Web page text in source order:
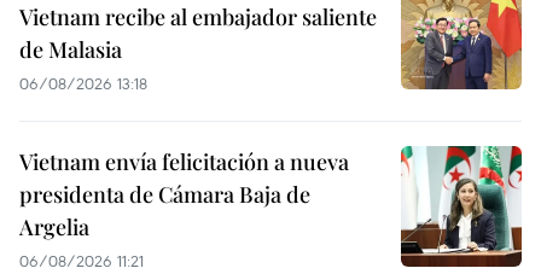
Vietnam recibe al embajador saliente
de Malasia
06/08/2026 13:18
Vietnam envía felicitación a nueva
presidenta de Cámara Baja de
Argelia
06/08/2026 11:21